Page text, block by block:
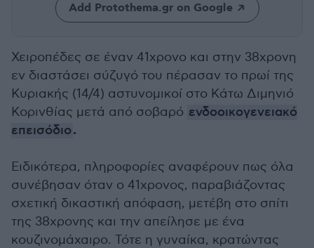
Add Protothema.gr on Google
Χειροπέδες σε έναν 41χρονο και στην 38χρονη
εν διαστάσει σύζυγό του πέρασαν το πρωί της
Κυριακής (14/4) αστυνομικοί στο Κάτω Διμηνιό
Κορινθίας μετά από σοβαρό ενδοοικογενειακό
επεισόδιο.
Ειδικότερα, πληροφορίες αναφέρουν πως όλα
συνέβησαν όταν ο 41χρονος, παραβιάζοντας
σχετική δικαστική απόφαση, μετέβη στο σπίτι
της 38χρονης και την απείλησε με ένα
κουζινομάχαιρο. Τότε η γυναίκα, κρατώντας